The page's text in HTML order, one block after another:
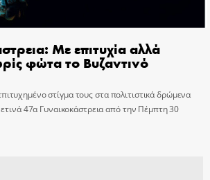
Με επιτυχία αλλά
φώτα το Βυζαντινό
στίγμα τους στα πολιτιστικά δρώμενα
47α Γυναικοκάστρεια από την Πέμπτη 30